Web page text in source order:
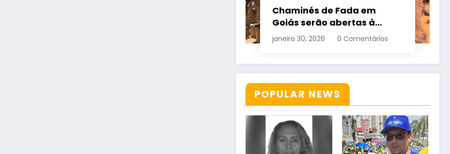
Chaminés de Fada em
Goiás serão abertas à
visitação controlada
janeiro 30, 2026 0 Comentários
POPULAR NEWS